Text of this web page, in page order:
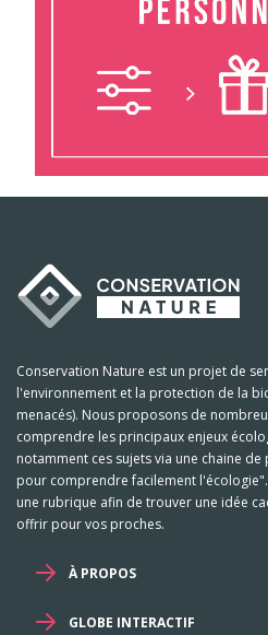
Conservation Nature est un projet de
l'environnement et la protection de la
menacés). Nous proposons de
comprendre les principaux enjeux
notamment ces sujets via une chaine
pour comprendre facilement
une rubrique afin de trouver une idée
offrir pour vos proches.
À PROPOS
GLOBE INTERACTIF